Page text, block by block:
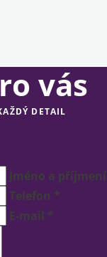
vás
DETAIL
Jméno a
Telefon *
E-mail *